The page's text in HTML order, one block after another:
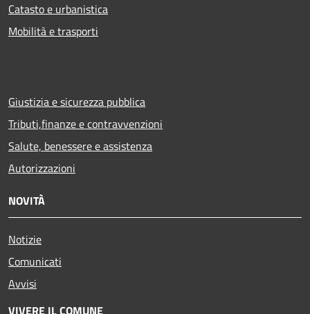
Catasto e urbanistica
Mobilità e trasporti
Giustizia e sicurezza pubblica
Tributi,finanze e contravvenzioni
Salute, benessere e assistenza
Autorizzazioni
NOVITÀ
Notizie
Comunicati
Avvisi